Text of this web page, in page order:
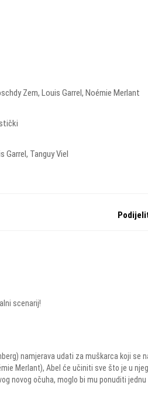
Zem, Louis Garrel, Noémie Merlant
Garrel, Tanguy Viel
scenarij!
namjerava udati za muškarca koji se
Merlant), Abel će učiniti sve što je u
novog očuha, moglo bi mu ponuditi jednu